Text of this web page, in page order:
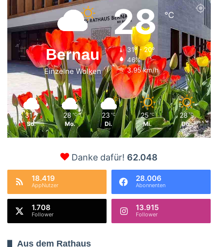
Bernau
Einzelne Wolken
28℃
31º - 20º
46%
3.95 km/h
31 ℃
So.
28 ℃
Mo.
23 ℃
Di.
25 ℃
Mi.
28 ℃
Do.
Danke dafür! 62.048
18.419
AppNutzer
28.006
Abonnenten
1.708
Follower
13.915
Follower
Aus dem Rathaus